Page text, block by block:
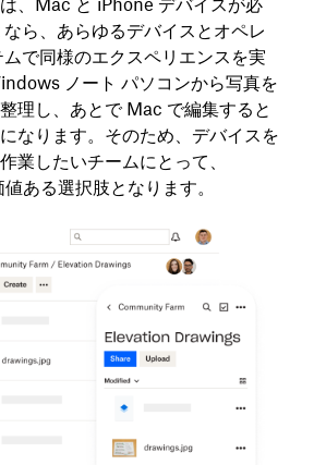
、Mac と iPhone デバイスが必
ら、あらゆるデバイスとオペレ
で同様のエクスペリエンスを実
ノート パソコンから写真を
理し、あとで Mac で編集すると
なります。そのため、デバイスを
業したいチームにとって、
ある選択肢となります。